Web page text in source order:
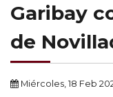
Garibay
de
Miércoles, 18 Feb